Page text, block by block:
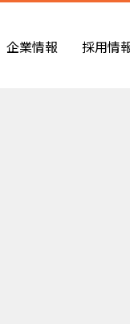
企業情報 採用情